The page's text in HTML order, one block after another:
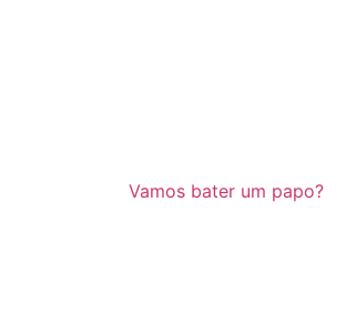
Vamos bater um papo?